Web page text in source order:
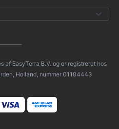
af EasyTerra B.V. og er registreret hos
Holland, nummer 01104443